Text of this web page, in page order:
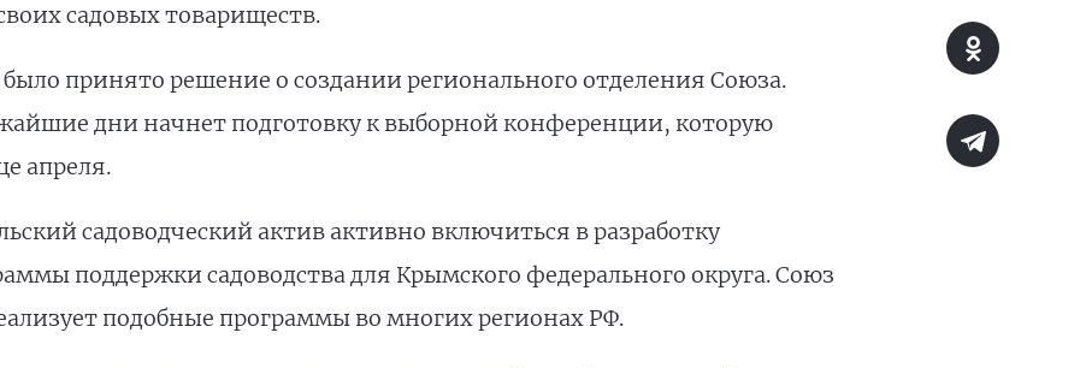
садовых товариществ.
принято решение о создании регионального отделения Союза.
дни начнет подготовку к выборной конференции, которую
апреля.
садоводческий актив активно включиться в разработку
поддержки садоводства для Крымского федерального округа. Союз
подобные программы во многих регионах РФ.